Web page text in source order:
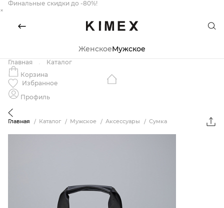
Финальные скидки до -80%!
×
ЖенскоеМужское
Главная
Каталог
Корзина
Избранное
Профиль
Главная Каталог Мужское Аксессуары Сумка